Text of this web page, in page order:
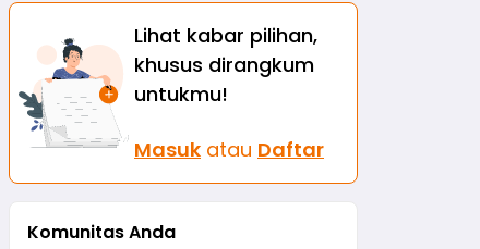
Lihat kabar pilihan,
khusus dirangkum
untukmu!
Masuk atau Daftar
Komunitas Anda